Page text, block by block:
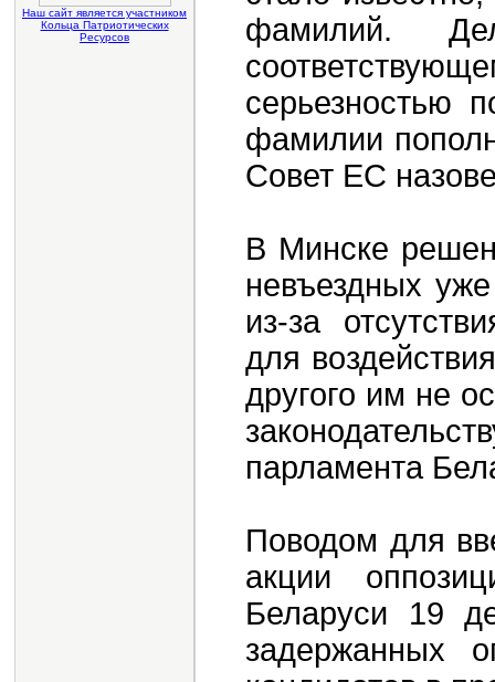
Наш сайт является участником
Кольца Патриотических
Ресурсов
фамилий.
серьезностью
фамилии
Совет ЕС
В Минске
невъездных
из-за
для
другого им не
парламента
Поводом для
акции
Беларуси 19
задержанных